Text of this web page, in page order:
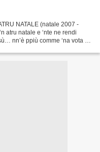
NATALE (natale 2007 -
atru natale e ‘nte ne rendi
nn’è ppiù comme ‘na vota a